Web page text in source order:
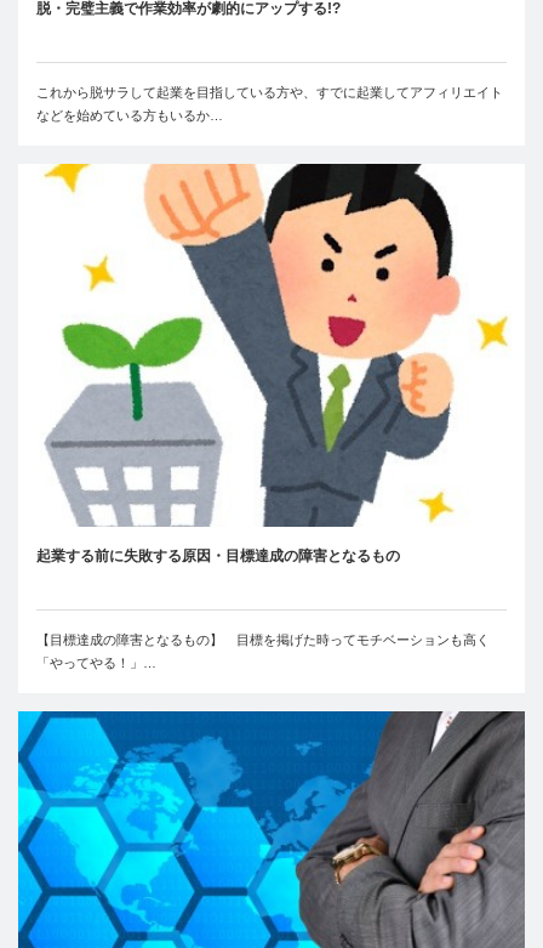
脱・完璧主義で作業効率が劇的にアップする!?
これから脱サラして起業を目指している方や、すでに起業してアフィリエイト
などを始めている方もいるか…
起業する前に失敗する原因・目標達成の障害となるもの
【目標達成の障害となるもの】 目標を掲げた時ってモチベーションも高く
「やってやる！」…